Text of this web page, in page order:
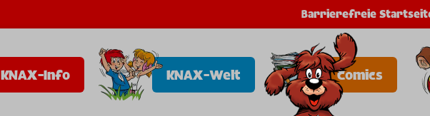
Barrierefreie
KNAX-Info KNAX-Welt Comics